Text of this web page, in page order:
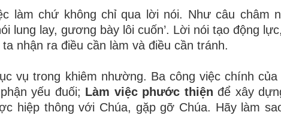
làm chứ không chỉ qua lời nói. Như câu châm
lung lay, gương bày lôi cuốn’. Lời nói tạo động
nhận ra điều cần làm và điều cần tránh.
vụ trong khiêm nhường. Ba công việc chính của
yếu đuối; Làm việc phước thiện để xây
hiệp thông với Chúa, gặp gỡ Chúa. Hãy làm